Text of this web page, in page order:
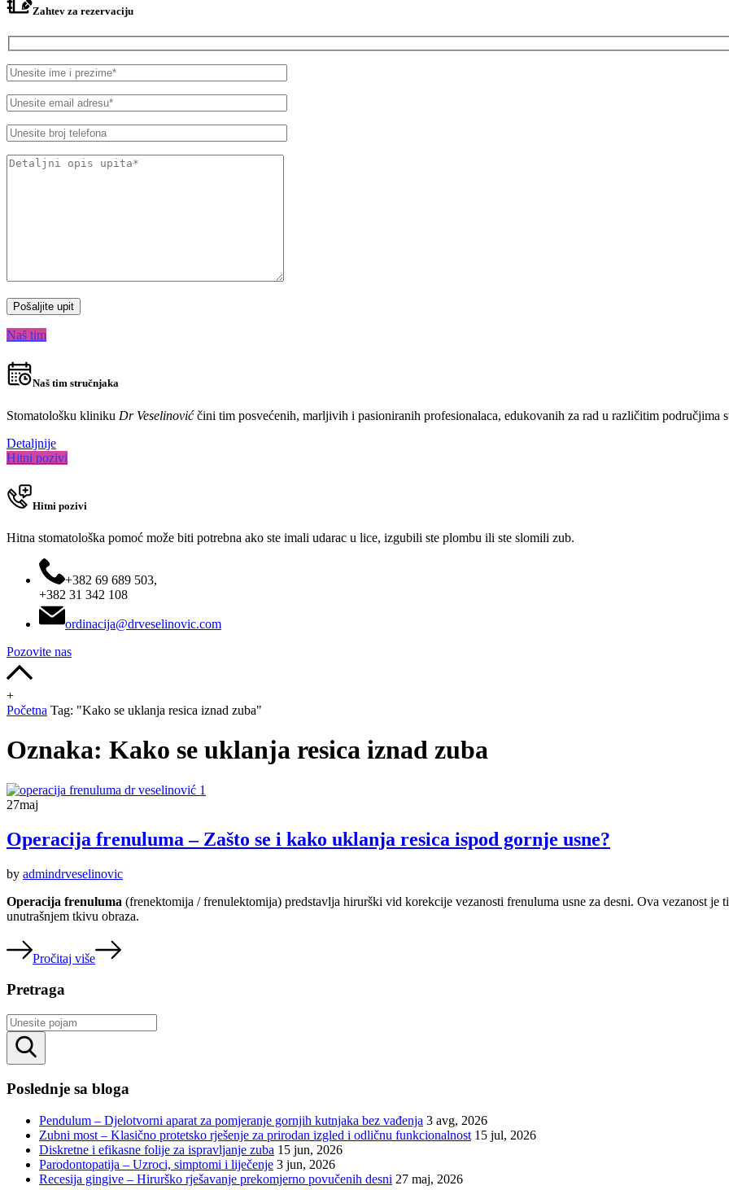
Zahtev za rezervaciju
Naš tim
Naš tim stručnjaka
Stomatološku kliniku Dr Veselinovićčini tim posvećenih, marljivih i pasioniranih profesionalaca, edukovanih za rad u različitim područjima
Detaljnije
Hitni pozivi
Hitni pozivi
Hitna stomatološka pomoć može biti potrebna ako ste imali udarac u lice, izgubili ste plombu ili ste slomili zub.
+382 69 689 503,
+382 31 342 108
ordinacija@drveselinovic.com
Pozovite nas
+
Početna Tag: "Kako se uklanja resica iznad zuba"
Oznaka: Kako se uklanja resica iznad zuba
27maj
Operacija frenuluma – Zašto se i kako uklanja resica ispod gornje usne?
by admindrveselinovic
Operacija frenuluma (frenektomija / frenulektomija) predstavlja hirurški vid korekcije vezanosti frenuluma usne za desni. Ova vezanost
unutrašnjem tkivu obraza.
Pročitaj više
Pretraga
Poslednje sa bloga
Pendulum – Djelotvorni aparat za pomjeranje gornjih kutnjaka bez vađenja 3 avg, 2026
Zubni most – Klasično protetsko rješenje za prirodan izgled i odličnu funkcionalnost 15 jul, 2026
Diskretne i efikasne folije za ispravljanje zuba 15 jun, 2026
Parodontopatija – Uzroci, simptomi i liječenje 3 jun, 2026
Recesija gingive – Hirurško rješavanje prekomjerno povučenih desni 27 maj, 2026